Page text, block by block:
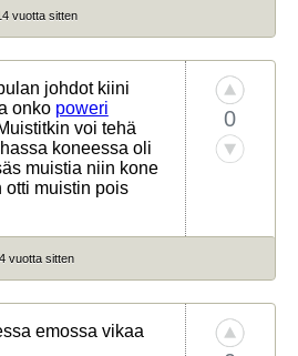
vuotta sitten
johdot kiini
onko poweri
voi tehä
koneessa oli
muistia niin kone
otti muistin pois
0
vuotta sitten
emossa vikaa